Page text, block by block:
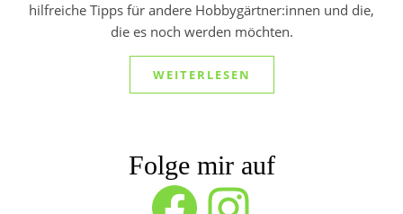
hilfreiche Tipps für andere Hobbygärtner:innen und die,
die es noch werden möchten.
WEITERLESEN
Folge mir auf
Facebook Instagram